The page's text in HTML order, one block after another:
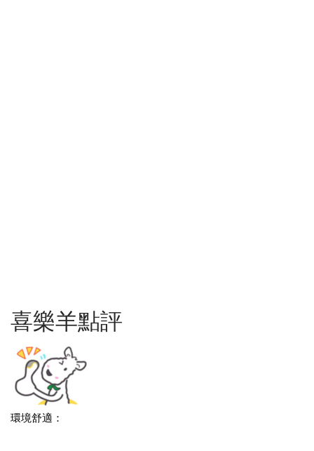
喜樂羊點評
環境舒適：